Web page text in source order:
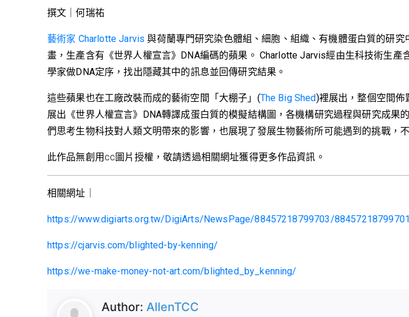
撰文｜何瑞祐
藝術家 Charlotte Jarvis 與荷蘭專門研究染色體組、細胞、組織、有機體蛋白質的研
畫，生產含有《世界人權宣言》DNA編碼的蘋果。 Charlotte Jarvis經由生科技術生
學家做DNA定序，找出隱藏其中的訊息並回傳研究結果。
這些蘋果也在工廠改裝而成的藝術空間「大棚子」(The Big Shed)裡展出，整個空間佈
展出《世界人權宣言》DNA轉譯成蛋白質的模擬結構圖，各機構研究過程與研究成
們思考生物科技對人類文明帶來的影響，也展現了發展生物藝術所可能遇到的挑戰，
此作品無創用cc圖片授權，敬請透過相關網址獲得更多作品資訊。
相關網址｜
https://www.digiarts.org.tw/DigiArts/NewsPage/88457218799703/88457218799701
https://cjarvis.com/blighted-by-kenning/
https://we-make-money-not-art.com/blighted_by_kenning/
Author: AllenTCC